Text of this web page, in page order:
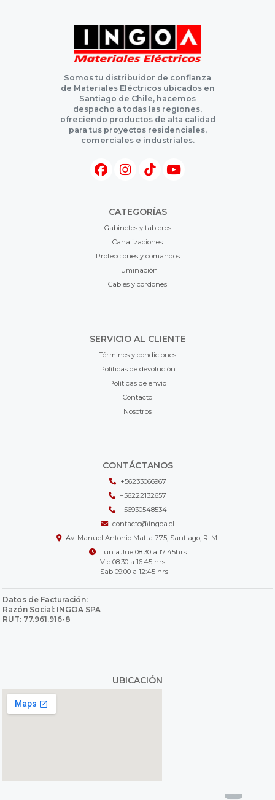
Somos tu distribuidor de confianza
de Materiales Eléctricos ubicados en
Santiago de Chile, hacemos
despacho a todas las regiones,
ofreciendo productos de alta calidad
para tus proyectos residenciales,
comerciales e industriales.
CATEGORÍAS
Gabinetes y tableros
Canalizaciones
Protecciones y comandos
Iluminación
Cables y cordones
SERVICIO AL CLIENTE
Términos y condiciones
Políticas de devolución
Políticas de envío
Contacto
Nosotros
CONTÁCTANOS
+56233066967
+56222132657
+56930548534
contacto@ingoa.cl
Av. Manuel Antonio Matta 775, Santiago, R. M.
Lun a Jue 08:30 a 17:45hrs
Vie 08:30 a 16:45 hrs
Sab 09:00 a 12:45 hrs
Datos de Facturación:
Razón Social: INGOA SPA
RUT: 77.961.916-8
UBICACIÓN